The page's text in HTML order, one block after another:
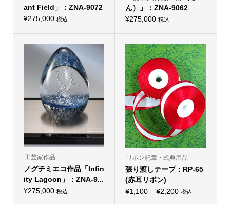
プ
シ
ン
商
選
択
す
ant Field」：ZNA-9072
¥275,000 税込
ん）」：ZNA-9062
¥275,000 税込
工芸家作品
ノグチミエコ作品「Infin
ity Lagoon」：ZNA-9...
¥275,000 税込
リボン記章・式典用品
張り渡しテープ：RP-65
(赤耳リボン)
¥1,100 – ¥2,200価税込